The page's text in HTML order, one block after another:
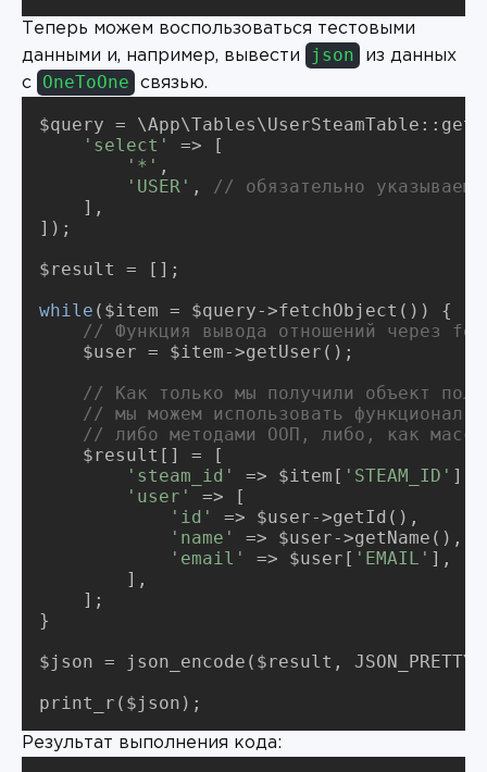
Теперь можем воспользоваться тестовыми
данными и, например, вывести
json
из данных
с
OneToOne связью.
'select'
'*'
'USER' ,
// обязательно
    ],
]);
$result = [];
while
// Функция вывода отношений через
    $user = $item->getUser();
// Как только мы получили объект
// мы можем использовать
// либо методами ООП, либо, как
    $result[] = [
'steam_id'
=> $item[ 'STEAM_ID' ],
'user'
=> [
'id'
=> $user->getId(),
'name'
=> $user->getName(),
'email'
=> $user[ 'EMAIL' ],
    ];
}
$json = json_encode($result,
print_r($json);
Результат выполнения кода: